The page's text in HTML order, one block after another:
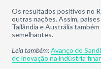
Os resultados positivos no
outras nações. Assim,
Tailândia e Austrália
semelhantes.
Leia também:Avanço do
de inovação na indústria